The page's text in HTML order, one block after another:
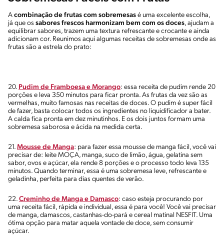
A combinação de frutas com sobremesas é uma excelente escolha,
já que os sabores frescos harmonizam bem com os doces, ajudam a
equilibrar sabores, trazem uma textura refrescante e crocante e ainda
adicionam cor. Reunimos aqui algumas receitas de sobremesas onde as
frutas são a estrela do prato:
20. Pudim de Framboesa e Morango: essa receita de pudim rende 20
porções e leva 350 minutos para ficar pronta. As frutas da vez são as
vermelhas, muito famosas nas receitas de doces. O pudim é super fácil
de fazer, basta colocar todos os ingredientes no liquidificador a bater.
A calda fica pronta em dez minutinhos. E os dois juntos formam uma
sobremesa saborosa e ácida na medida certa.
21. Mousse de Manga: para fazer essa mousse de manga fácil, você vai
precisar de: leite MOÇA, manga, suco de limão, água, gelatina sem
sabor, ovos e açúcar, ela rende 8 porções e o processo todo leva 135
minutos. Quando terminar, essa é uma sobremesa leve, refrescante e
geladinha, perfeita para dias quentes de verão.
22. Creminho de Manga e Damasco: caso esteja procurando por
uma receita fácil, rápida e individual, essa é para você! Você vai precisar
de manga, damascos, castanhas-do-pará e cereal matinal NESFIT. Uma
ótima opção para matar aquela vontade de doce, sem consumir
açúcar.